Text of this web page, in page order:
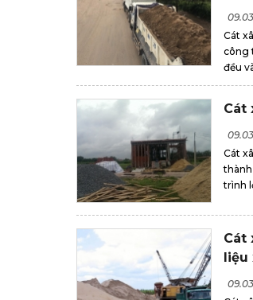
Cát
công
đều
Cát
Cát
trình
Cát
liệu